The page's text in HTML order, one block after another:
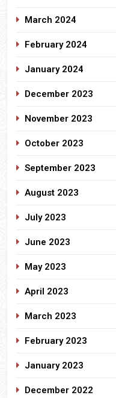
March 2024
February 2024
January 2024
December 2023
November 2023
October 2023
September 2023
August 2023
July 2023
June 2023
May 2023
April 2023
March 2023
February 2023
January 2023
December 2022